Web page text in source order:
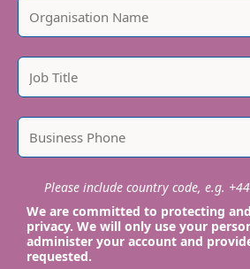
Please include country code, e.g. +44
We are committed to protecting
privacy. We will only use your
administer your account and
requested.